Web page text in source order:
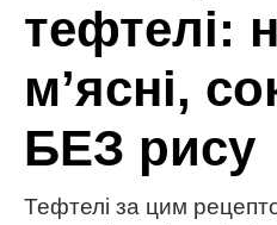
тефтелі:
м’ясні,
БЕЗ рису
Тефтелі за цим